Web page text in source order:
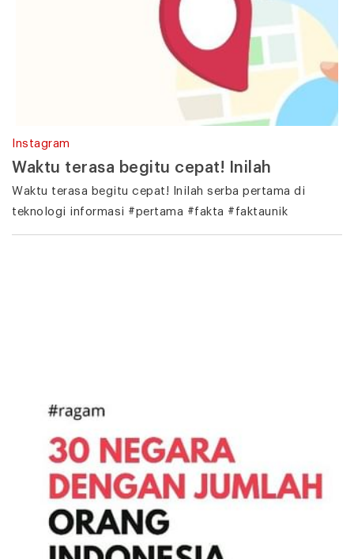
Instagram
Waktu terasa begitu cepat! Inilah
Waktu terasa begitu cepat! Inilah serba pertama di
teknologi informasi #pertama #fakta #faktaunik